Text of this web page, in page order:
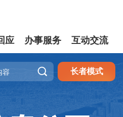
应 办事服务 互动交流
 长者模式